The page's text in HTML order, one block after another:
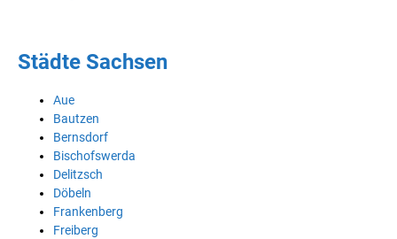
Städte Sachsen
Aue
Bautzen
Bernsdorf
Bischofswerda
Delitzsch
Döbeln
Frankenberg
Freiberg